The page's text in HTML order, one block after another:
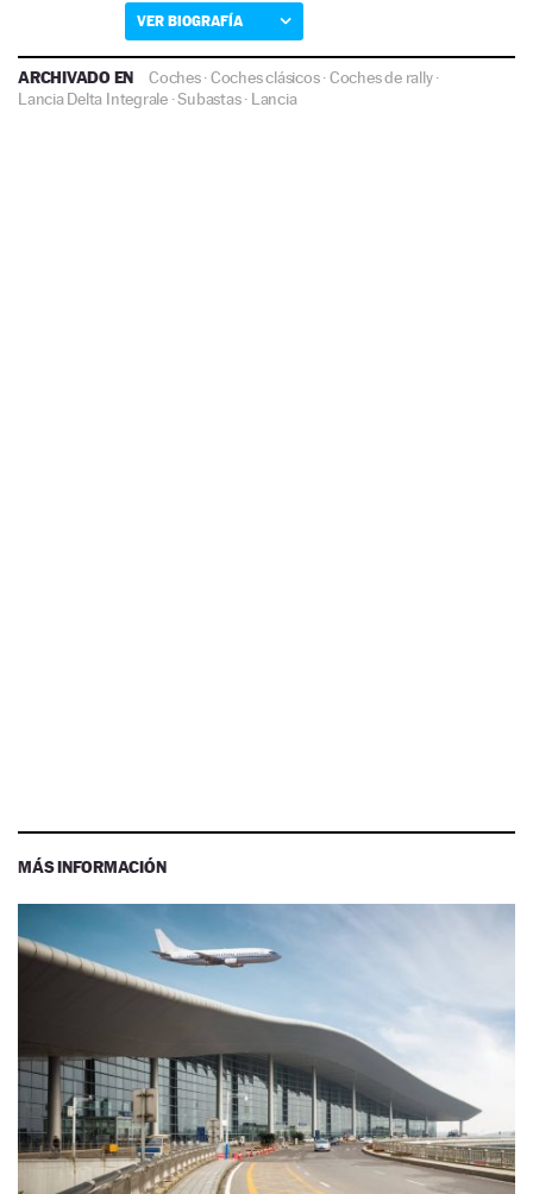
VER BIOGRAFÍA
ARCHIVADO EN Coches·Coches clásicos·Coches de rally·
Lancia Delta Integrale·Subastas· Lancia
MÁS INFORMACIÓN